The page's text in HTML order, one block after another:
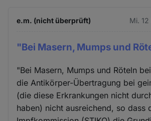
e.m. (nicht überprüft) Mi.
"Bei Masern, Mumps und
"Bei Masern, Mumps und Röteln
die Antikörper-Übertragung bei
(die diese Erkrankungen nicht
haben) nicht ausreichend, so dass